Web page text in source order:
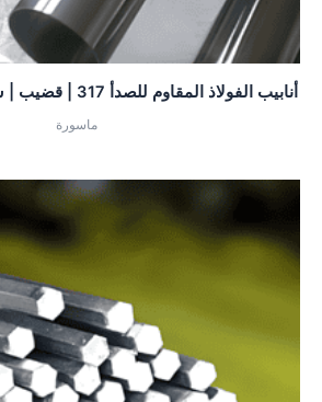
أنابيب الفولاذ المقاوم للصدأ 317 | قضيب | سلك | أنبوب | صفيحة
ماسورة